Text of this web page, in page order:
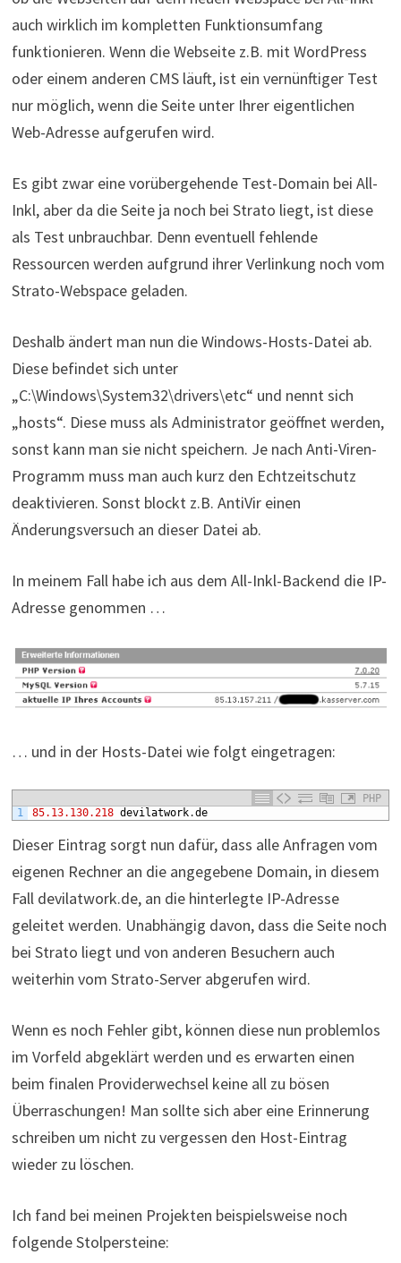
auch wirklich im kompletten Funktionsumfang
funktionieren. Wenn die Webseite z.B. mit WordPress
oder einem anderen CMS läuft, ist ein vernünftiger Test
nur möglich, wenn die Seite unter Ihrer eigentlichen
Web-Adresse aufgerufen wird.
Es gibt zwar eine vorübergehende Test-Domain bei All-
Inkl, aber da die Seite ja noch bei Strato liegt, ist diese
als Test unbrauchbar. Denn eventuell fehlende
Ressourcen werden aufgrund ihrer Verlinkung noch vom
Strato-Webspace geladen.
Deshalb ändert man nun die Windows-Hosts-Datei ab.
Diese befindet sich unter
„C:\Windows\System32\drivers\etc“ und nennt sich
„hosts“. Diese muss als Administrator geöffnet werden,
sonst kann man sie nicht speichern. Je nach Anti-Viren-
Programm muss man auch kurz den Echtzeitschutz
deaktivieren. Sonst blockt z.B. AntiVir einen
Änderungsversuch an dieser Datei ab.
In meinem Fall habe ich aus dem All-Inkl-Backend die IP-
Adresse genommen …
… und in der Hosts-Datei wie folgt eingetragen:
PHP
1
85.13.130.218 devilatwork.de
Dieser Eintrag sorgt nun dafür, dass alle Anfragen vom
eigenen Rechner an die angegebene Domain, in diesem
Fall devilatwork.de, an die hinterlegte IP-Adresse
geleitet werden. Unabhängig davon, dass die Seite noch
bei Strato liegt und von anderen Besuchern auch
weiterhin vom Strato-Server abgerufen wird.
Wenn es noch Fehler gibt, können diese nun problemlos
im Vorfeld abgeklärt werden und es erwarten einen
beim finalen Providerwechsel keine all zu bösen
Überraschungen! Man sollte sich aber eine Erinnerung
schreiben um nicht zu vergessen den Host-Eintrag
wieder zu löschen.
Ich fand bei meinen Projekten beispielsweise noch
folgende Stolpersteine: